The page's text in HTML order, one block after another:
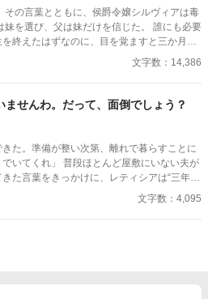
終えたはずなのに、目を覚ますと三か月前
れるためだけに生
文字数：14,386
ませんわ。だって、面倒でしょう？
きた。準備が整い次第、離れで暮らすことに
とんど屋敷にいない夫が
た言葉をきっかけに、レティシアは“三年
赤の他人を屋敷に迎えるこ
に感情を砕く理由などない。 「だって、
文字数：4,095